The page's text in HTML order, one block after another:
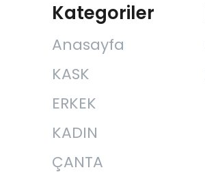
Kategoriler
Anasayfa
KASK
ERKEK
KADIN
ÇANTA